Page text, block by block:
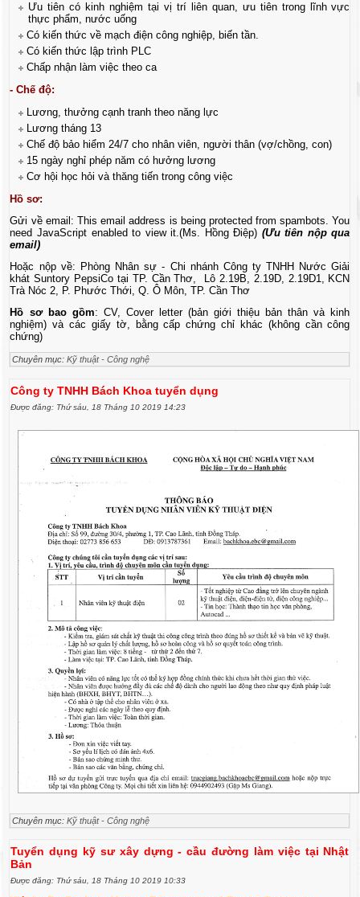
Ưu tiên có kinh nghiệm tại vị trí liên quan, ưu tiên trong lĩnh vực
thực phẩm, nước uống
Có kiến thức về mạch điện công nghiệp, biến tần.
Có kiến thức lập trình PLC
Chấp nhận làm việc theo ca
- Chế độ:
Lương, thưởng cạnh tranh theo năng lực
Lương tháng 13
Chế độ bảo hiểm 24/7 cho nhân viên, người thân (vợ/chồng, con)
15 ngày nghỉ phép năm có hưởng lương
Cơ hội học hỏi và thăng tiến trong công việc
Hồ sơ:
Gửi về email:This email address is being protected from spambots. You
need JavaScript enabled to view it.(Ms. Hồng Điệp) (Ưu tiên nộp qua
email)
Hoặc nộp về: Phòng Nhân sự - Chi nhánh Công ty TNHH Nước Giải
khát Suntory PepsiCo tại TP. Cần Thơ, Lô 2.19B, 2.19D, 2.19D1, KCN
Trà Nóc 2, P. Phước Thới, Q. Ô Môn, TP. Cần Thơ
Hồ sơ bao gồm: CV, Cover letter (bản giới thiệu bản thân và kinh
nghiệm) và các giấy tờ, bằng cấp chứng chỉ khác (không cần công
chứng)
Chuyên mục:Kỹ thuật - Công nghệ
Công ty TNHH Bách Khoa tuyển dụng
Được đăng: Thứ sáu, 18 Tháng 10 2019 14:23
Chuyên mục:Kỹ thuật - Công nghệ
Tuyển dụng kỹ sư xây dựng - cầu đường làm việc tại Nhật
Bản
Được đăng: Thứ sáu, 18 Tháng 10 2019 10:33